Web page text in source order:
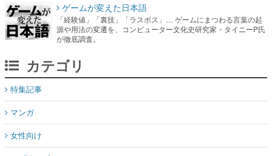
ゲームが変えた日本語
「経験値」「裏技」「ラスボス」… ゲームにまつわる言葉の起
源や用法の変遷を、コンピューター文化史研究家・タイニーP氏
が徹底調査。
カテゴリ
特集記事
マンガ
女性向け